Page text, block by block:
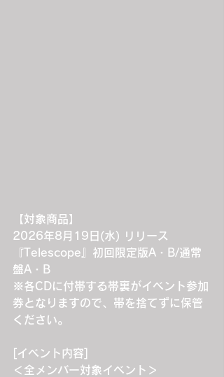
【対象商品】
2026年8月19日(水) リリース
『Telescope』初回限定版A・B/通常
盤A・B
※各CDに付帯する帯裏がイベント参加
券となりますので、帯を捨てずに保管
ください。
[イベント内容]
＜全メンバー対象イベント＞